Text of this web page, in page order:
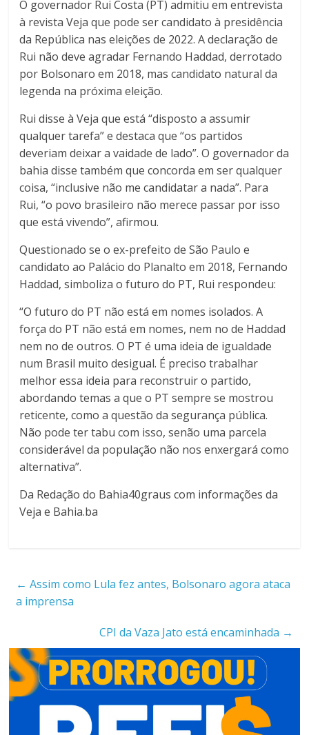
O governador Rui Costa (PT) admitiu em entrevista
à revista Veja que pode ser candidato à presidência
da República nas eleições de 2022. A declaração de
Rui não deve agradar Fernando Haddad, derrotado
por Bolsonaro em 2018, mas candidato natural da
legenda na próxima eleição.
Rui disse à Veja que está “disposto a assumir
qualquer tarefa” e destaca que “os partidos
deveriam deixar a vaidade de lado”. O governador da
bahia disse também que concorda em ser qualquer
coisa, “inclusive não me candidatar a nada”. Para
Rui, “o povo brasileiro não merece passar por isso
que está vivendo”, afirmou.
Questionado se o ex-prefeito de São Paulo e
candidato ao Palácio do Planalto em 2018, Fernando
Haddad, simboliza o futuro do PT, Rui respondeu:
“O futuro do PT não está em nomes isolados. A
força do PT não está em nomes, nem no de Haddad
nem no de outros. O PT é uma ideia de igualdade
num Brasil muito desigual. É preciso trabalhar
melhor essa ideia para reconstruir o partido,
abordando temas a que o PT sempre se mostrou
reticente, como a questão da segurança pública.
Não pode ter tabu com isso, senão uma parcela
considerável da população não nos enxergará como
alternativa”.
Da Redação do Bahia40graus com informações da
Veja e Bahia.ba
← Assim como Lula fez antes, Bolsonaro agora ataca
a imprensa
CPI da Vaza Jato está encaminhada →